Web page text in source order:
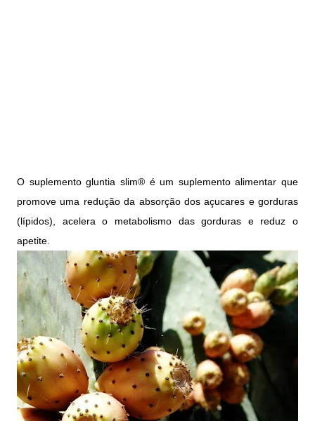
O suplemento gluntia slim® é um suplemento alimentar que
promove uma redução da absorção dos açucares e gorduras
(lípidos), acelera o metabolismo das gorduras e reduz o
apetite.